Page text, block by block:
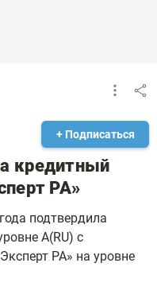
+ Подписаться
кредитный
РА»
подтвердила
A(RU) с
РА» на уровне